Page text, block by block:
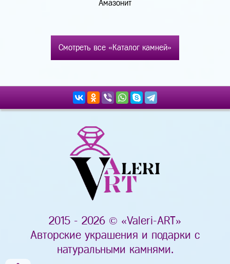
Амазонит
Смотреть все «Каталог камней»
2015 - 2026 © «Valeri-ART»
Авторские украшения и подарки с
натуральными камнями.